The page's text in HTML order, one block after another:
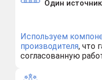
Один источник
Используем
производителя, что
согласованную